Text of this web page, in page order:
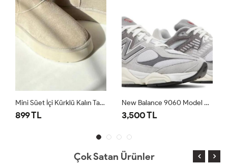
Mini Süet İçi Kürklü Kalın Taban Kadın Ugg Bot Bej
899 TL
New Balance 9060 Model Spor Ayakkabı Gri
3,500 TL
Çok Satan Ürünler